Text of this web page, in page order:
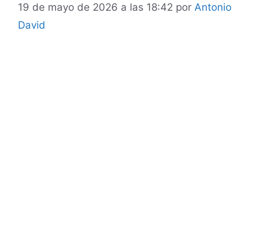
19 de mayo de 2026 a las 18:42 por Antonio
David